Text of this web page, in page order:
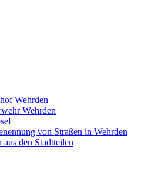
Wehrden
Wehrden
von Straßen in Wehrden
aus den Stadtteilen